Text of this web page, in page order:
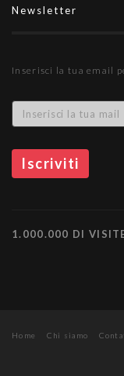
Newsletter
Inserisci la tua email
1.000.000 DI
Home Chi siamo